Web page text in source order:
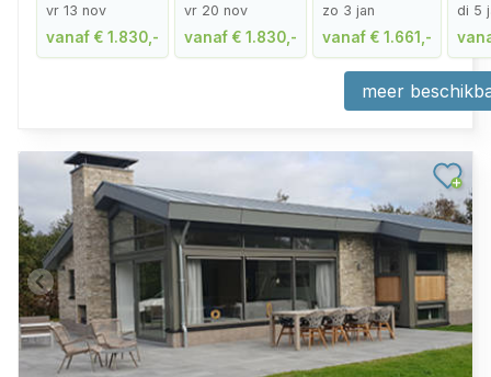
vr 13 nov
vanaf € 1.830,-
vr 20 nov
vanaf € 1.830,-
zo 3 jan
vanaf € 1.661,-
di 5
meer